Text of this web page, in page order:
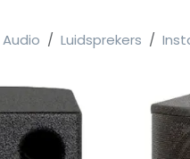
Audio Luidsprekers